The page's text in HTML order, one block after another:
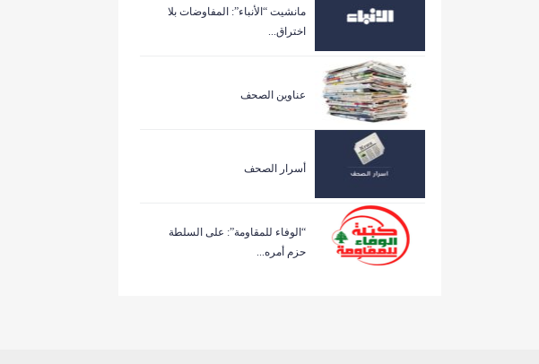
مانشيت “الأنباء”: المفاوضات بلا
اختراق...
عناوين الصحف
أسرار الصحف
“الوفاء للمقاومة”: على السلطة
حزم أمره...